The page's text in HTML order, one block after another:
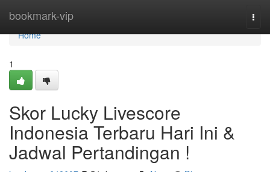
bookmark-vip
Home
Home
1
Skor Lucky Livescore
Indonesia Terbaru Hari Ini &
Jadwal Pertandingan !